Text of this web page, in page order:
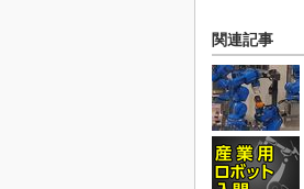
関連記事